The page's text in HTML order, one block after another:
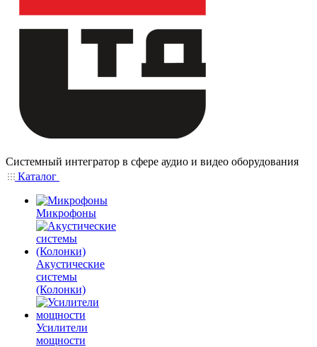
Системный интегратор в сфере аудио и видео оборудования
Каталог
Микрофоны
Акустические
системы
(Колонки)
Усилители
мощности